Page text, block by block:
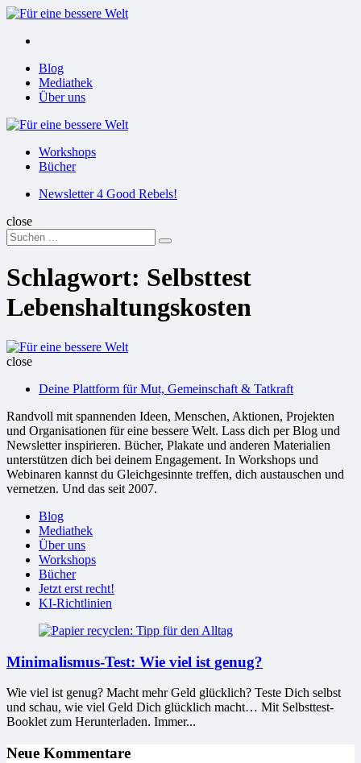
Menu
Menu
Blog
Mediathek
Über uns
Für
Workshops
Bücher
SuchenNewsletter 4 Good Rebels!
close
Search
for:
Suchen
Schlagwort: Selbsttest
Lebenshaltungskosten
Für
Welt
close
Deine Plattform für Mut, Gemeinschaft & Tatkraft
Randvoll mit spannenden Ideen, Menschen, Aktionen, Projekten
und Organisationen für eine bessere Welt. Lass dich per Blog und
Newsletter inspirieren. Bücher, Plakate und anderen Materialien
unterstützen dich bei deinem Engagement. In Workshops und
Webinaren kannst du Gleichgesinnte treffen, dich austauschen und
vernetzen. Und das seit 2007.
Blog
Mediathek
Über uns
Workshops
Bücher
Jetzt erst recht!
KI-Richtlinien
Minimalismus-Test: Wie viel ist genug?
Wie viel ist genug? Macht mehr Geld glücklich? Teste Dich selbst
und schau, wie viel Geld Dich glücklich macht… Mit Selbsttest-
Booklet zum Herunterladen. Immer...
Neue Kommentare